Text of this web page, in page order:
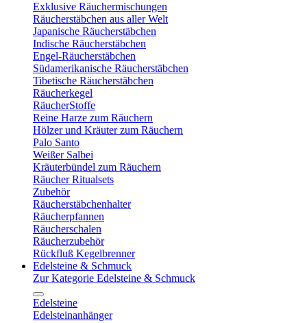
Exklusive Räuchermischungen
Räucherstäbchen aus aller Welt
Japanische Räucherstäbchen
Indische Räucherstäbchen
Engel-Räucherstäbchen
Südamerikanische Räucherstäbchen
Tibetische Räucherstäbchen
Räucherkegel
RäucherStoffe
Reine Harze zum Räuchern
Hölzer und Kräuter zum Räuchern
Palo Santo
Weißer Salbei
Kräuterbündel zum Räuchern
Räucher Ritualsets
Zubehör
Räucherstäbchenhalter
Räucherpfannen
Räucherschalen
Räucherzubehör
Rückfluß Kegelbrenner
Edelsteine & Schmuck
Zur Kategorie Edelsteine & Schmuck
Edelsteine
Edelsteinanhänger